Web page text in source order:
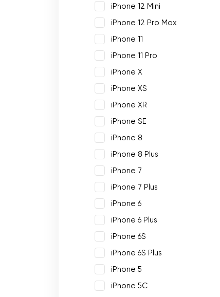
iPhone 12 Mini
iPhone 12 Pro Max
iPhone 11
iPhone 11 Pro
iPhone X
iPhone XS
iPhone XR
iPhone SE
iPhone 8
iPhone 8 Plus
iPhone 7
iPhone 7 Plus
iPhone 6
iPhone 6 Plus
iPhone 6S
iPhone 6S Plus
iPhone 5
iPhone 5C